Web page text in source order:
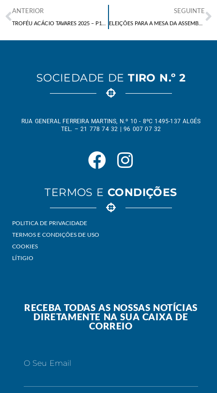
ANTERIOR SEGUINTE
SOCIEDADE DE TIRO N.º 2
RUA GENERAL FERREIRA MARTINS, N.º 10 - 8ºC 1495-137 ALGÉS
TEL. – 21 778 74 32 | 96 007 07 32
TERMOS E CONDIÇÕES
POLITICA DE PRIVACIDADE
TERMOS E CONDIÇÕES DE USO
COOKIES
LÍTIGIO
RECEBA TODAS AS NOSSAS NOTÍCIAS
DIRETAMENTE NA SUA CAIXA DE
CORREIO
O Seu Email